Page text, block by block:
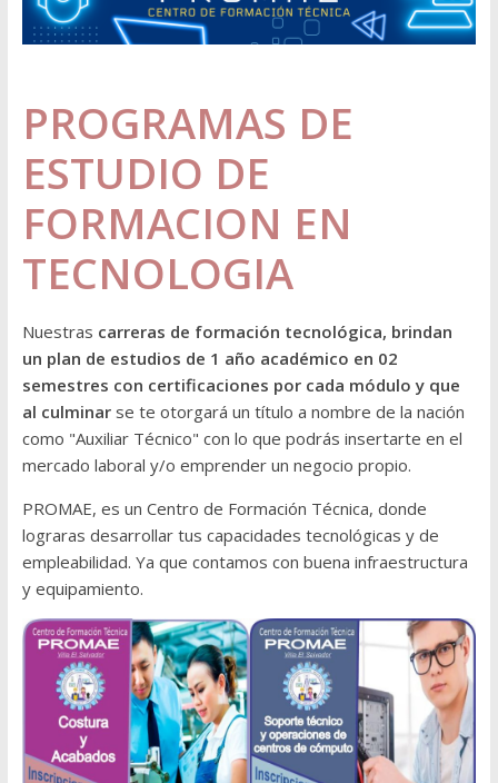
PROGRAMAS DE
ESTUDIO DE
FORMACION EN
TECNOLOGIA
Nuestras carreras de formación tecnológica, brindan
un plan de estudios de 1 año académico en 02
semestres con certificaciones por cada módulo y que
al culminarse te otorgará un título a nombre de la nación
como "Auxiliar Técnico" con lo que podrás insertarte en el
mercado laboral y/o emprender un negocio propio.
PROMAE, es un Centro de Formación Técnica, donde
lograras desarrollar tus capacidades tecnológicas y de
empleabilidad. Ya que contamos con buena infraestructura
y equipamiento.